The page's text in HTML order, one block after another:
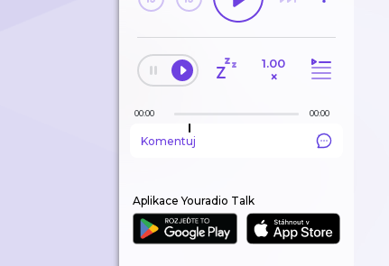
1.00
×
00:00 00:00
Komentuj
Aplikace Youradio Talk